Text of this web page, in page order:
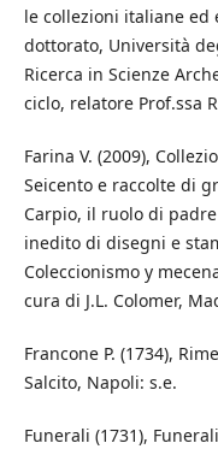
le collezioni italiane ed
dottorato, Università
Ricerca in Scienze
ciclo, relatore Prof.ssa
Farina V. (2009),
Seicento e raccolte di
Carpio, il ruolo di
inedito di disegni e
Coleccionismo y
cura di J.L. Colomer,
Francone P. (1734),
Salcito, Napoli: s.e.
Funerali (1731),